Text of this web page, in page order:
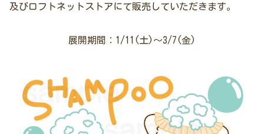
及びロフトネットストアにて販売していただきます。
展開期間：1/11(土)～3/7(金)